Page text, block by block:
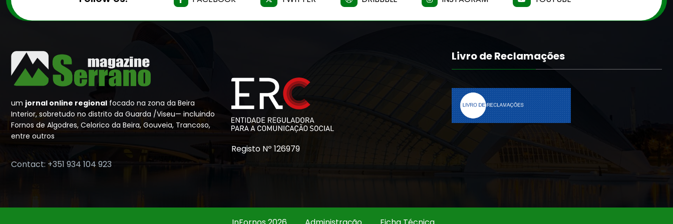
um jornal online regional focado na zona da Beira
Interior, sobretudo no distrito da Guarda /Viseu— incluindo
Fornos de Algodres, Celorico da Beira, Gouveia, Trancoso,
entre outros
Contact: +351 934 104 923
Registo Nº 126979
Livro de Reclamações